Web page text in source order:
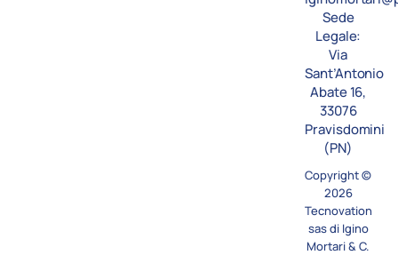
Sede
Legale:
Via
Sant’Antonio
Abate 16,
33076
Pravisdomini
(PN)
Copyright ©
2026
Tecnovation
sas di Igino
Mortari & C.